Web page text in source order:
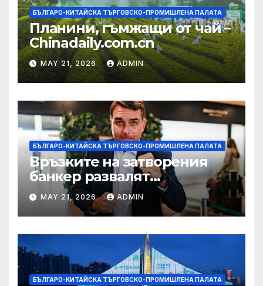
БЪЛГАРО-КИТАЙСКА ТЪРГОВСКО-ПРОМИШЛЕНА ПАЛАТА
Планини, гъмжащи от чай –
Chinadaily.com.cn
MAY 21, 2026 ADMIN
БЪЛГАРО-КИТАЙСКА ТЪРГОВСКО-ПРОМИШЛЕНА ПАЛАТА
Връзките на затворения
банкер развалят
надеждите на Флавио
Болсонаро за президент на
Бразилия
MAY 21, 2026 ADMIN
БЪЛГАРО-КИТАЙСКА ТЪРГОВСКО-ПРОМИШЛЕНА ПАЛАТА